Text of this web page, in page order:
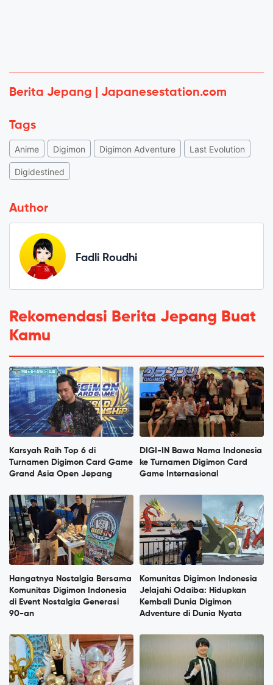
Berita Jepang | Japanesestation.com
Tags
Anime Digimon Digimon Adventure Last Evolution
Digidestined
Author
Fadli Roudhi
Rekomendasi Berita Jepang Buat
Kamu
Karsyah Raih Top 6 di
Turnamen Digimon Card Game
Grand Asia Open Jepang
DIGI-IN Bawa Nama Indonesia
ke Turnamen Digimon Card
Game Internasional
Hangatnya Nostalgia Bersama
Komunitas Digimon Indonesia
di Event Nostalgia Generasi
90-an
Komunitas Digimon Indonesia
Jelajahi Odaiba: Hidupkan
Kembali Dunia Digimon
Adventure di Dunia Nyata